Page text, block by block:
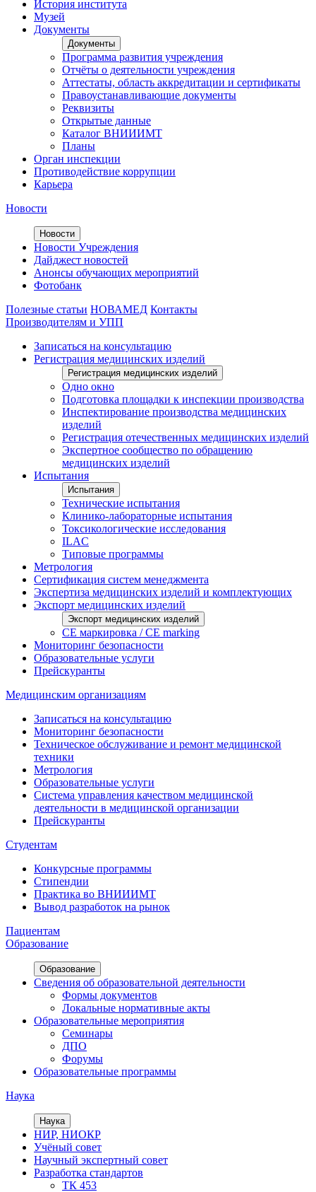
История института
Музей
Документы
Документы
Программа развития учреждения
Отчёты о деятельности учреждения
Аттестаты, область аккредитации и сертификаты
Правоустанавливающие документы
Реквизиты
Открытые данные
Каталог ВНИИИМТ
Планы
Орган инспекции
Противодействие коррупции
Карьера
Новости
Новости
Новости Учреждения
Дайджест новостей
Анонсы обучающих мероприятий
Фотобанк
Полезные статьи НОВАМЕД Контакты
Производителям и УПП
Записаться на консультацию
Регистрация медицинских изделий
Регистрация медицинских изделий
Одно окно
Подготовка площадки к инспекции производства
Инспектирование производства медицинских
изделий
Регистрация отечественных медицинских изделий
Экспертное сообщество по обращению
медицинских изделий
Испытания
Испытания
Технические испытания
Клинико-лабораторные испытания
Токсикологические исследования
ILAС
Типовые программы
Метрология
Сертификация систем менеджмента
Экспертиза медицинских изделий и комплектующих
Экспорт медицинских изделий
Экспорт медицинских изделий
CE маркировка / CE marking
Мониторинг безопасности
Образовательные услуги
Прейскуранты
Медицинским организациям
Записаться на консультацию
Мониторинг безопасности
Техническое обслуживание и ремонт медицинской
техники
Метрология
Образовательные услуги
Система управления качеством медицинской
деятельности в медицинской организации
Прейскуранты
Студентам
Конкурсные программы
Стипендии
Практика во ВНИИИМТ
Вывод разработок на рынок
Пациентам
Образование
Образование
Сведения об образовательной деятельности
Формы документов
Локальные нормативные акты
Образовательные мероприятия
Семинары
ДПО
Форумы
Образовательные программы
Наука
Наука
НИР, НИОКР
Учёный совет
Научный экспертный совет
Разработка стандартов
ТК 453